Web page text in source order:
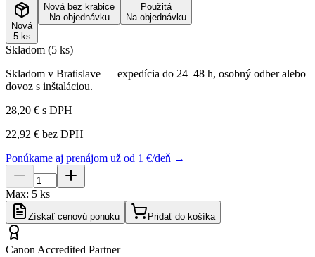
Nová
5 ks
Nová bez krabice
Na objednávku
Použitá
Na objednávku
Skladom (5 ks)
Skladom v Bratislave — expedícia do 24–48 h, osobný odber alebo
dovoz s inštaláciou.
28,20 € s DPH
22,92 € bez DPH
Ponúkame aj prenájom už od 1 €/deň →
Max: 5 ks
Získať cenovú ponuku Pridať do košíka
Canon Accredited Partner